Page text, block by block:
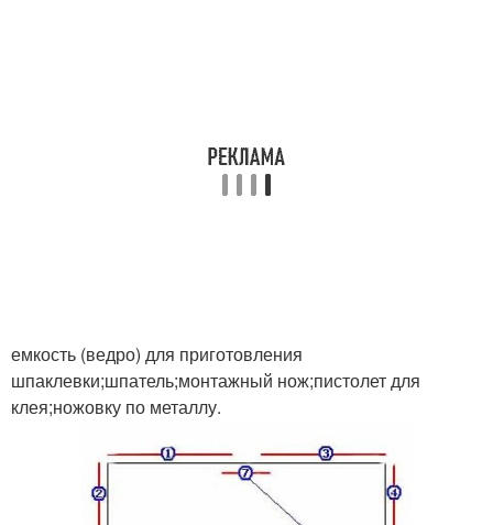
емкость (ведро) для приготовления
шпаклевки;шпатель;монтажный нож;пистолет для
клея;ножовку по металлу.